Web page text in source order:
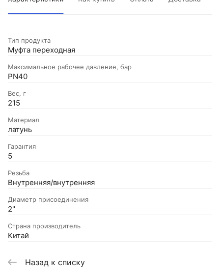
Тип продукта
Муфта переходная
Максимальное рабочее давление, бар
PN40
Вес, г
215
Материал
латунь
Гарантия
5
Резьба
Внутренняя/внутренняя
Диаметр присоединения
2"
Страна производитель
Китай
Назад к списку